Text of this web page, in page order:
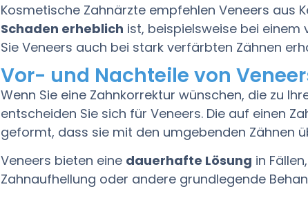
Kosmetische Zahnärzte empfehlen Veneers aus
Schaden erheblich ist, beispielsweise bei einem
Sie Veneers auch bei stark verfärbten Zähnen
Vor- und Nachteile von
Wenn Sie eine Zahnkorrektur wünschen, die zu
entscheiden Sie sich für Veneers. Die auf einen
geformt, dass sie mit den umgebenden Zähnen
Veneers bieten eine dauerhafte Lösung in
Zahnaufhellung oder andere grundlegende